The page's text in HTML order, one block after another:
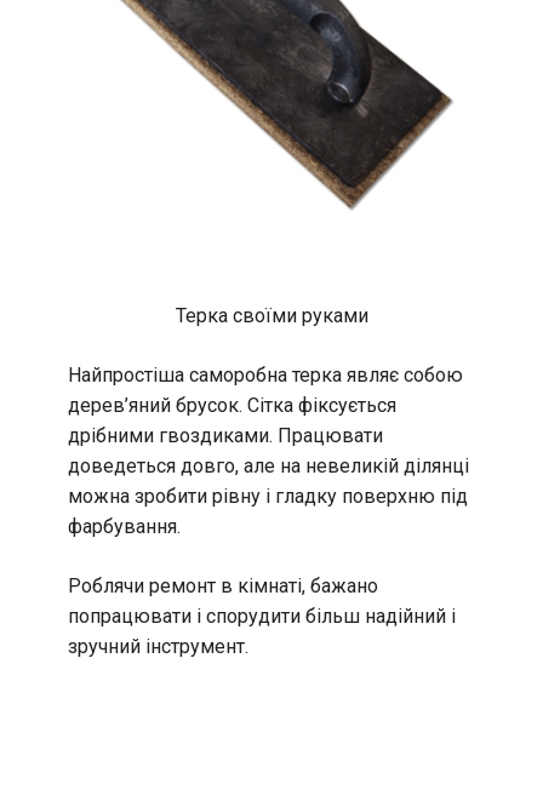
Терка своїми руками
Найпростіша саморобна терка являє собою
дерев’яний брусок. Сітка фіксується
дрібними гвоздиками. Працювати
доведеться довго, але на невеликій ділянці
можна зробити рівну і гладку поверхню під
фарбування.
Роблячи ремонт в кімнаті, бажано
попрацювати і спорудити більш надійний і
зручний інструмент.